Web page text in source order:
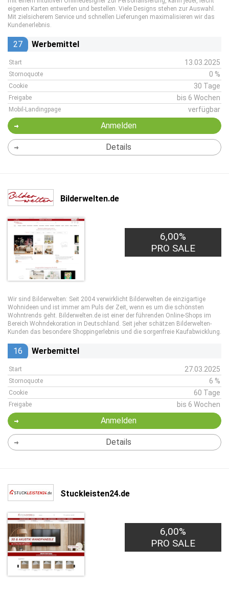
eigenen Karten entwerfen und bestellen. Viele Designs stehen zur Auswahl.
Mit zielsicherem Service und schnellen Lieferungen maximalisieren wir das
Kundenerlebnis.
27 Werbemittel
Start 13.03.2025
Stornoquote 0 %
Cookie 30 Tage
Freigabe bis 6 Wochen
Mobil-Landingpage verfügbar
Anmelden
Details
Bilderwelten.de
6,00%
PRO SALE
Wir sind Bilderwelten: Seit 2004 verwirklicht Bilderwelten.de einzigartige
Wohnideen und ist immer am Puls der Zeit, wenn es um die schönsten
Wohntrends geht. Bilderwelten.de ist einer der führenden Online-Shops im
Bereich Wohndekoration in Deutschland. Seit jeher schätzen Bilderwelten-
Kunden das besondere Shoppingerlebnis und die sorgenfreie Kaufabwicklung.
16 Werbemittel
Start 27.03.2025
Stornoquote 6 %
Cookie 60 Tage
Freigabe bis 6 Wochen
Anmelden
Details
Stuckleisten24.de
6,00%
PRO SALE